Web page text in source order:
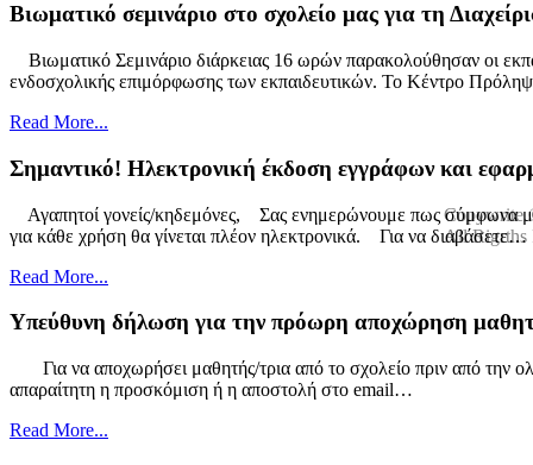
Βιωματικό σεμινάριο στο σχολείο μας για τη
Βιωματικό Σεμινάριο διάρκειας 16 ωρών παρακολούθησαν οι
ενδοσχολικής επιμόρφωσης των εκπαιδευτικών. Το Κέντρο
Read More...
Σημαντικό! Ηλεκτρονική έκδοση εγγράφων και
Αγαπητοί γονείς/κηδεμόνες, Σας ενημερώνουμε πως σύμφωνα
για κάθε χρήση θα γίνεται πλέον ηλεκτρονικά. Για να διαβάσετε…
Read More...
Υπεύθυνη δήλωση για την πρόωρη αποχώρηση
Για να αποχωρήσει μαθητής/τρια από το σχολείο πριν από την
απαραίτητη η προσκόμιση ή η αποστολή στο email…
Read More...
Copywrite
All Rigrths